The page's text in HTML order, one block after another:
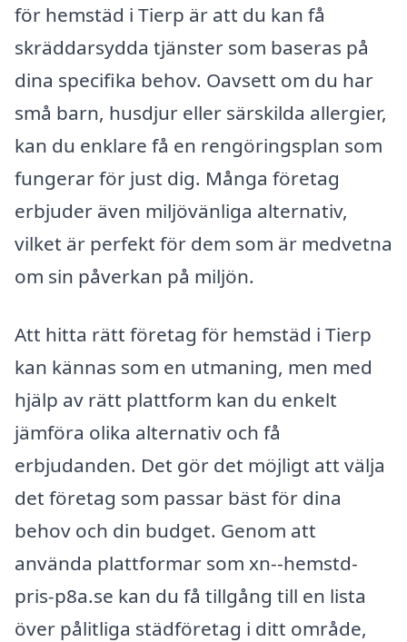
för hemstäd i Tierp är att du kan få
skräddarsydda tjänster som baseras på
dina specifika behov. Oavsett om du har
små barn, husdjur eller särskilda allergier,
kan du enklare få en rengöringsplan som
fungerar för just dig. Många företag
erbjuder även miljövänliga alternativ,
vilket är perfekt för dem som är medvetna
om sin påverkan på miljön.
Att hitta rätt företag för hemstäd i Tierp
kan kännas som en utmaning, men med
hjälp av rätt plattform kan du enkelt
jämföra olika alternativ och få
erbjudanden. Det gör det möjligt att välja
det företag som passar bäst för dina
behov och din budget. Genom att
använda plattformar som xn--hemstd-
pris-p8a.se kan du få tillgång till en lista
över pålitliga städföretag i ditt område,